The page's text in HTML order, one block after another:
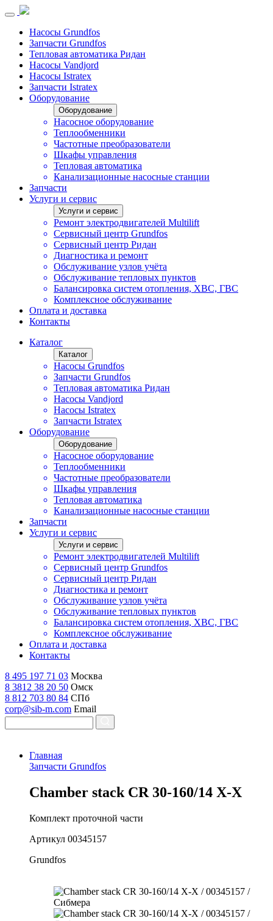
Насосы Grundfos
Запчасти Grundfos
Тепловая автоматика Ридан
Насосы Vandjord
Насосы Istratex
Запчасти Istratex
Оборудование
Оборудование
Насосное оборудование
Теплообменники
Частотные преобразователи
Шкафы управления
Тепловая автоматика
Канализационные насосные станции
Запчасти
Услуги и сервис
Услуги и сервис
Ремонт электродвигателей Multilift
Сервисный центр Grundfos
Сервисный центр Ридан
Диагностика и ремонт
Обслуживание узлов учёта
Обслуживание тепловых пунктов
Балансировка систем отопления, ХВС, ГВС
Комплексное обслуживание
Оплата и доставка
Контакты
Каталог
Каталог
Насосы Grundfos
Запчасти Grundfos
Тепловая автоматика Ридан
Насосы Vandjord
Насосы Istratex
Запчасти Istratex
Оборудование
Оборудование
Насосное оборудование
Теплообменники
Частотные преобразователи
Шкафы управления
Тепловая автоматика
Канализационные насосные станции
Запчасти
Услуги и сервис
Услуги и сервис
Ремонт электродвигателей Multilift
Сервисный центр Grundfos
Сервисный центр Ридан
Диагностика и ремонт
Обслуживание узлов учёта
Обслуживание тепловых пунктов
Балансировка систем отопления, ХВС, ГВС
Комплексное обслуживание
Оплата и доставка
Контакты
8 495 197 71 03 Москва
8 3812 38 20 50 Омск
8 812 703 80 84 СПб
corp@sib-m.com Email
Главная
Запчасти Grundfos
Chamber stack CR 30-160/14 X-X
Комплект проточной части
Артикул 00345157
Grundfos